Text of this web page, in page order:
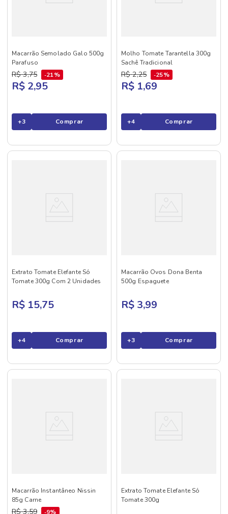
Macarrão Semolado Galo 500g
Parafuso
R$ 3,75 21%
R$ 2,95
+3 Comprar
Molho Tomate Tarantella 300g
Sachê Tradicional
R$ 2,25 25%
R$ 1,69
+4 Comprar
Extrato Tomate Elefante Só
Tomate 300g Com 2 Unidades
R$ 15,75
+4 Comprar
Macarrão Ovos Dona Benta
500g Espaguete
R$ 3,99
+3 Comprar
Macarrão Instantâneo Nissin
85g Carne
R$ 3,59 9%
Extrato Tomate Elefante Só
Tomate 300g